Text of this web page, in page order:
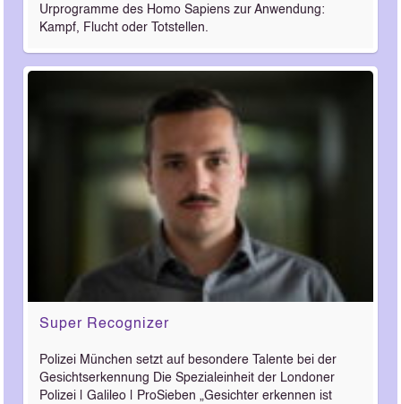
Urprogramme des Homo Sapiens zur Anwendung:
Kampf, Flucht oder Totstellen.
Super Recognizer
Polizei München setzt auf besondere Talente bei der
Gesichtserkennung Die Spezialeinheit der Londoner
Polizei | Galileo | ProSieben „Gesichter erkennen ist